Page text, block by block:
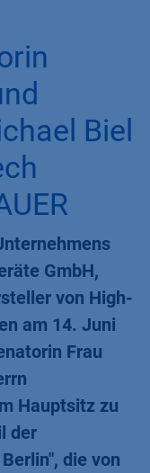
Biel
GmbH,
von High-
am 14. Juni
Frau
Hauptsitz zu
der
die von